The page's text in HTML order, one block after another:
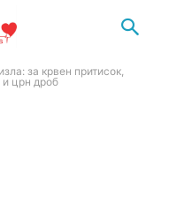
за крвен притисок,
и црн дроб